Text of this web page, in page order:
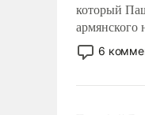
который
армянского
этому
просто по
6